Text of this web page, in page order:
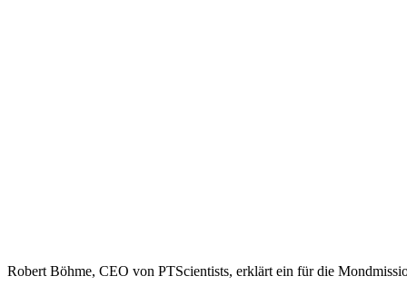
Robert Böhme, CEO von PTScientists, erklärt ein für die